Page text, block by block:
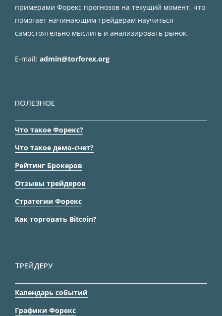
примерами Форекс прогнозов на текущий момент, что
помогает начинающим трейдерам научиться
самостоятельно мыслить и анализировать рынок.
E-mail: admin@torforex.org
ПОЛЕЗНОЕ
Что такое Форекс?
Что такое демо-счет?
Рейтинг Брокеров
Отзывы трейдеров
Стратегии Форекс
Как торговать Bitcoin?
ТРЕЙДЕРУ
Календарь событий
Графики Форекс